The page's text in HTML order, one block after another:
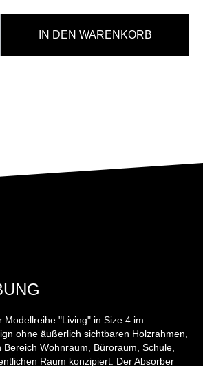
IN DEN WARENKORB
Modellreihe "Living" in Size 4 im
ohne äußerlich sichtbaren Holzrahmen,
Wohnraum, Büroraum, Schule,
Raum konzipiert. Der Absorber